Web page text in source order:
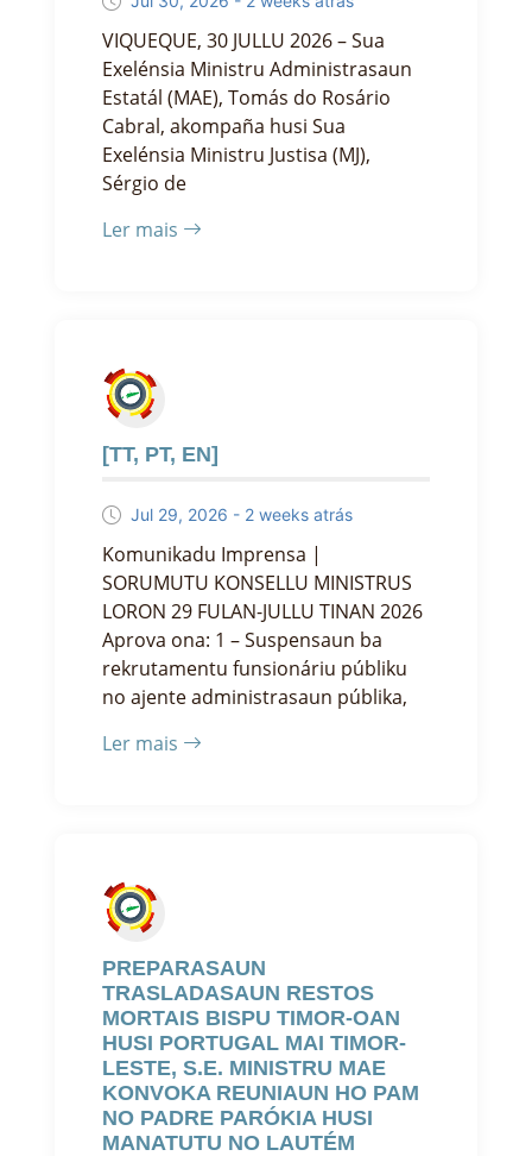
VIQUEQUE, 30 JULLU 2026 – Sua
Exelénsia Ministru Administrasaun
Estatál (MAE), Tomás do Rosário
Cabral, akompaña husi Sua
Exelénsia Ministru Justisa (MJ),
Sérgio de
Ler mais
[TT, PT, EN]
Jul 29, 2026 - 2 weeks atrás
Komunikadu Imprensa |
SORUMUTU KONSELLU MINISTRUS
LORON 29 FULAN-JULLU TINAN 2026
Aprova ona: 1 – Suspensaun ba
rekrutamentu funsionáriu públiku
no ajente administrasaun públika,
Ler mais
PREPARASAUN
TRASLADASAUN RESTOS
MORTAIS BISPU TIMOR-OAN
HUSI PORTUGAL MAI TIMOR-
LESTE, S.E. MINISTRU MAE
KONVOKA REUNIAUN HO PAM
NO PADRE PARÓKIA HUSI
MANATUTU NO LAUTÉM